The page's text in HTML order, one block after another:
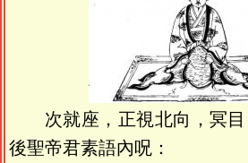
次就座，正視北向，冥
後聖帝君素語內呪：